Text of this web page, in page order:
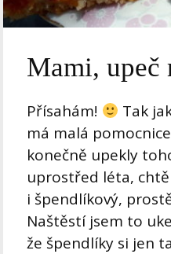
Mami, upeč
Přísahám!
Tak
má malá
konečně upekly
uprostřed léta,
i špendlíkový,
Naštěstí jsem to
že špendlíky si jen